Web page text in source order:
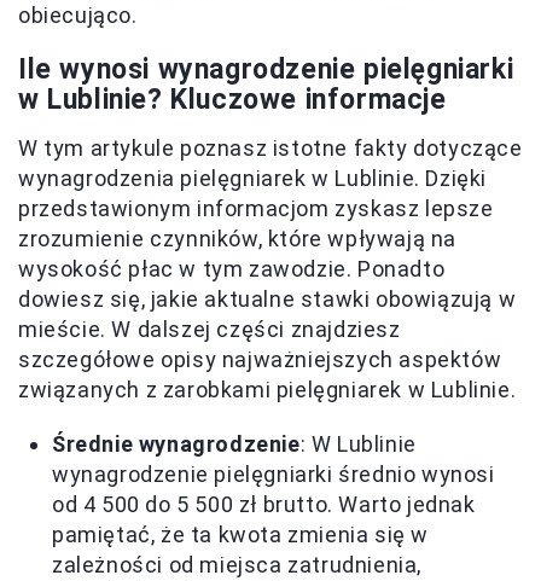
obiecująco.
Ile wynosi wynagrodzenie pielęgniarki
w Lublinie? Kluczowe informacje
W tym artykule poznasz istotne fakty dotyczące
wynagrodzenia pielęgniarek w Lublinie. Dzięki
przedstawionym informacjom zyskasz lepsze
zrozumienie czynników, które wpływają na
wysokość płac w tym zawodzie. Ponadto
dowiesz się, jakie aktualne stawki obowiązują w
mieście. W dalszej części znajdziesz
szczegółowe opisy najważniejszych aspektów
związanych z zarobkami pielęgniarek w Lublinie.
Średnie wynagrodzenie: W Lublinie
wynagrodzenie pielęgniarki średnio wynosi
od 4 500 do 5 500 zł brutto. Warto jednak
pamiętać, że ta kwota zmienia się w
zależności od miejsca zatrudnienia,